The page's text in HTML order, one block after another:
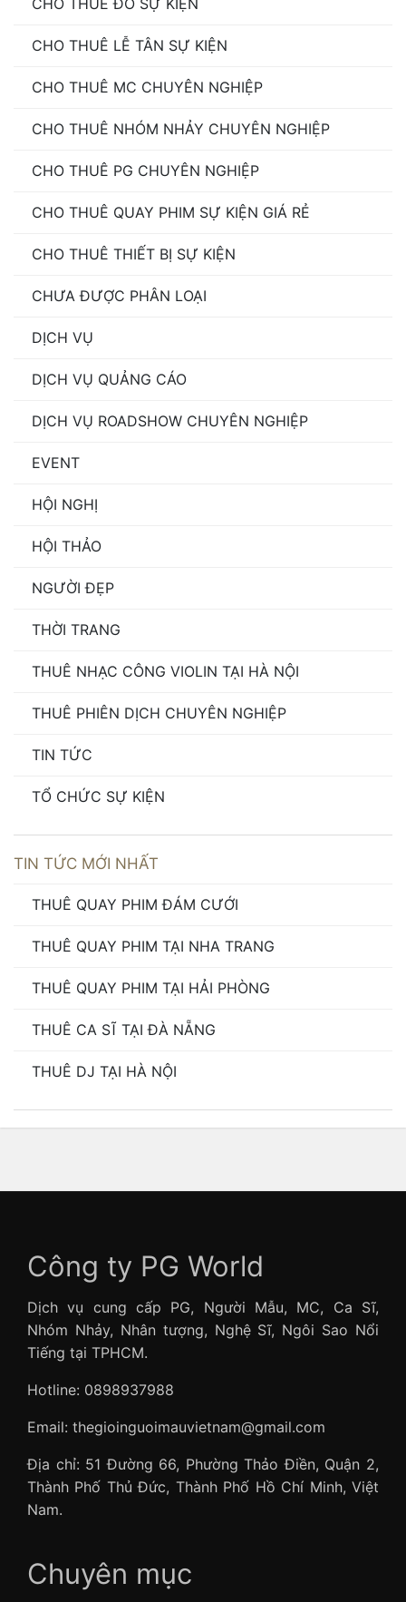
CHO THUÊ LỄ TÂN SỰ KIỆN
CHO THUÊ MC CHUYÊN NGHIỆP
CHO THUÊ NHÓM NHẢY CHUYÊN NGHIỆP
CHO THUÊ PG CHUYÊN NGHIỆP
CHO THUÊ QUAY PHIM SỰ KIỆN GIÁ RẺ
CHO THUÊ THIẾT BỊ SỰ KIỆN
CHƯA ĐƯỢC PHÂN LOẠI
DỊCH VỤ
DỊCH VỤ QUẢNG CÁO
DỊCH VỤ ROADSHOW CHUYÊN NGHIỆP
EVENT
HỘI NGHỊ
HỘI THẢO
NGƯỜI ĐẸP
THỜI TRANG
THUÊ NHẠC CÔNG VIOLIN TẠI HÀ NỘI
THUÊ PHIÊN DỊCH CHUYÊN NGHIỆP
TIN TỨC
TỔ CHỨC SỰ KIỆN
TIN TỨC MỚI NHẤT
THUÊ QUAY PHIM ĐÁM CƯỚI
THUÊ QUAY PHIM TẠI NHA TRANG
THUÊ QUAY PHIM TẠI HẢI PHÒNG
THUÊ CA SĨ TẠI ĐÀ NẴNG
THUÊ DJ TẠI HÀ NỘI
Công ty PG World
Dịch vụ cung cấp PG, Người Mẫu, MC, Ca Sĩ,
Nhóm Nhảy, Nhân tượng, Nghệ Sĩ, Ngôi Sao Nổi
Tiếng tại TPHCM.
Hotline: 0898937988
Email: thegioinguoimauvietnam@gmail.com
Địa chỉ: 51 Đường 66, Phường Thảo Điền, Quận 2,
Thành Phố Thủ Đức, Thành Phố Hồ Chí Minh, Việt
Nam.
Chuyên mục